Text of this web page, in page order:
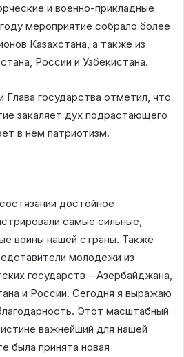
и военно-прикладные
мероприятие собрало более
Казахстана, а также из
России и Узбекистана.
государства отметил, что
закаляет дух подрастающего
в нем патриотизм.
достойное
самые сильные,
воины нашей страны. Также
молодежи из
государств – Азербайджана,
и России. Сегодня я выражаю
Этот масштабный
важнейший для нашей
была принята новая